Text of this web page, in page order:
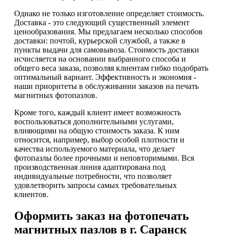
Однако не только изготовление определяет стоимость.
Доставка - это следующий существенный элемент
ценообразования. Мы предлагаем несколько способов
доставки: почтой, курьерской службой, а также в
пункты выдачи для самовывоза. Стоимость доставки
исчисляется на основании выбранного способа и
общего веса заказа, позволяя клиентам гибко подобрать
оптимальный вариант. Эффективность и экономия -
наши приоритеты в обслуживании заказов на печать
магнитных фотопазлов.
Кроме того, каждый клиент имеет возможность
воспользоваться дополнительными услугами,
влияющими на общую стоимость заказа. К ним
относится, например, выбор особой плотности и
качества используемого материала, что делает
фотопазлы более прочными и неповторимыми. Вся
производственная линия адаптирована под
индивидуальные потребности, что позволяет
удовлетворить запросы самых требовательных
клиентов.
Оформить заказ на фотопечать
магнитных пазлов в г. Саранск